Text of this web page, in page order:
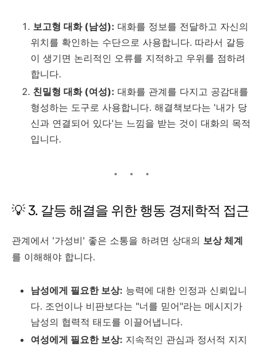
보고형 대화 (남성): 대화를 정보를 전달하고 자신의
위치를 확인하는 수단으로 사용합니다. 따라서 갈등
이 생기면 논리적인 오류를 지적하고 우위를 점하려
합니다.
친밀형 대화 (여성): 대화를 관계를 다지고 공감대를
형성하는 도구로 사용합니다. 해결책보다는 '내가 당
신과 연결되어 있다'는 느낌을 받는 것이 대화의 목적
입니다.
💡 3. 갈등 해결을 위한 행동 경제학적 접근
관계에서 '가성비' 좋은 소통을 하려면 상대의 보상 체계
를 이해해야 합니다.
남성에게 필요한 보상: 능력에 대한 인정과 신뢰입니
다. 조언이나 비판보다는 "너를 믿어"라는 메시지가
남성의 협력적 태도를 이끌어냅니다.
여성에게 필요한 보상: 지속적인 관심과 정서적 지지